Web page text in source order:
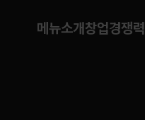
메뉴소개 창업경쟁력